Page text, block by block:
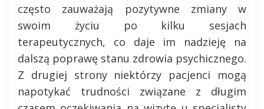
często zauważają pozytywne zmiany w
swoim życiu po kilku sesjach
terapeutycznych, co daje im nadzieję na
dalszą poprawę stanu zdrowia psychicznego.
Z drugiej strony niektórzy pacjenci mogą
napotykać trudności związane z długim